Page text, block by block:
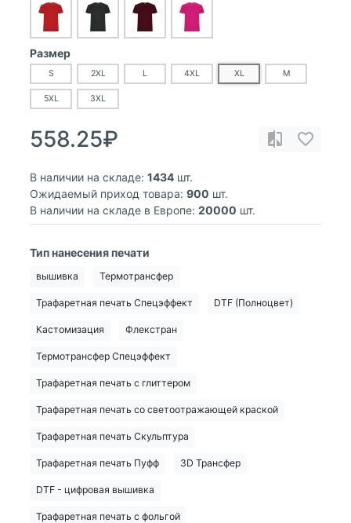
Размер
S 2XL L 4XL XL M
5XL 3XL
558.25₽
В наличии на складе: 1434 шт.
Ожидаемый приход товара: 900 шт.
В наличии на складе в Европе: 20000 шт.
Тип нанесения печати
вышивка Термотрансфер
Трафаретная печать Спецэффект DTF (Полноцвет)
Кастомизация Флекстран
Термотрансфер Спецэффект
Трафаретная печать с глиттером
Трафаретная печать со светоотражающей краской
Трафаретная печать Скульптура
Трафаретная печать Пуфф 3D Трансфер
DTF - цифровая вышивка
Трафаретная печать с фольгой